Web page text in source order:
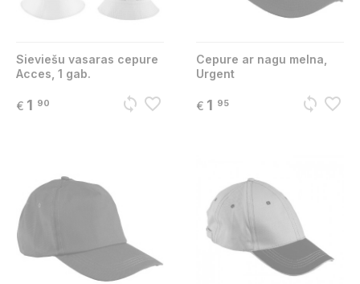
Sieviešu vasaras cepure
Acces, 1 gab.
€ 1 90 sync favorite_border
Cepure ar nagu melna,
Urgent
€ 1 95 sync favorite_border